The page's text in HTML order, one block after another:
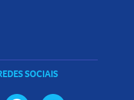
SOCIAIS